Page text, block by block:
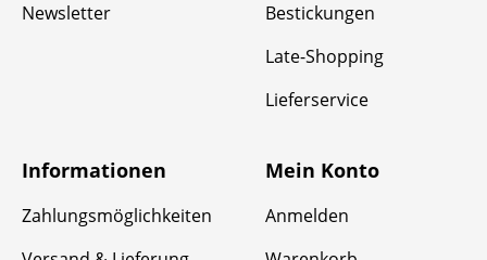
Newsletter
Bestickungen
Late-Shopping
Lieferservice
Informationen
Zahlungsmöglichkeiten
Mein Konto
Anmelden